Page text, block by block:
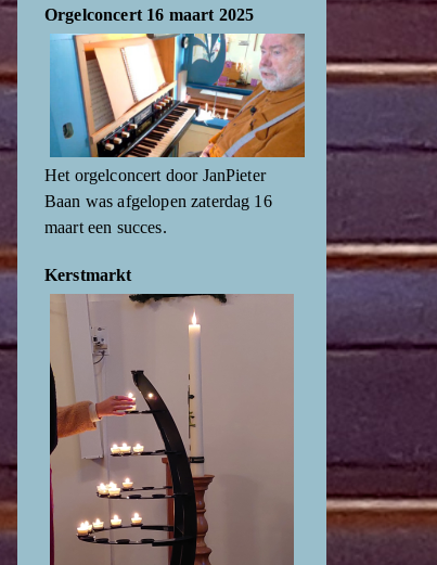
Orgelconcert 16 maart 2025
Het orgelconcert door JanPieter
Baan was afgelopen zaterdag 16
maart een succes.
Kerstmarkt